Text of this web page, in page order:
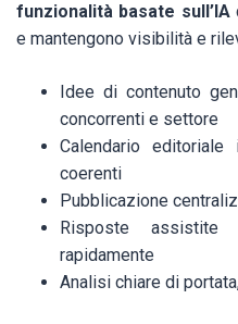
funzionalità basate sull’IA
e mantengono visibilità e
Idee di contenuto
concorrenti e settore
Calendario
coerenti
Pubblicazione
Risposte
rapidamente
Analisi chiare di